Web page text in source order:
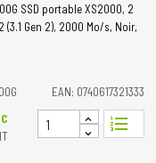
SSD portable XS2000, 2
(3.1 Gen 2), 2000 Mo/s, Noir,
EAN: 0740617321333
format_list_numbered